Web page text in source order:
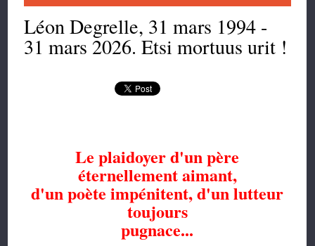
Léon Degrelle, 31 mars 1994 -
31 mars 2026. Etsi mortuus urit !
Le plaidoyer d'un père
éternellement aimant,
d'un poète impénitent, d'un lutteur
toujours
pugnace...